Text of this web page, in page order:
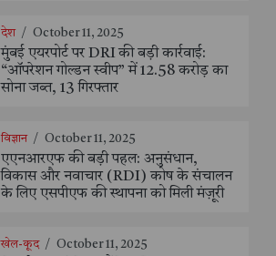
देश / October 11, 2025
मुंबई एयरपोर्ट पर DRI की बड़ी कार्रवाई:
“ऑपरेशन गोल्डन स्वीप” में 12.58 करोड़ का
सोना जब्त, 13 गिरफ्तार
विज्ञान / October 11, 2025
एएनआरएफ की बड़ी पहल: अनुसंधान,
विकास और नवाचार (RDI) कोष के संचालन
के लिए एसपीएफ की स्थापना को मिली मंज़ूरी
खेल-कूद / October 11, 2025